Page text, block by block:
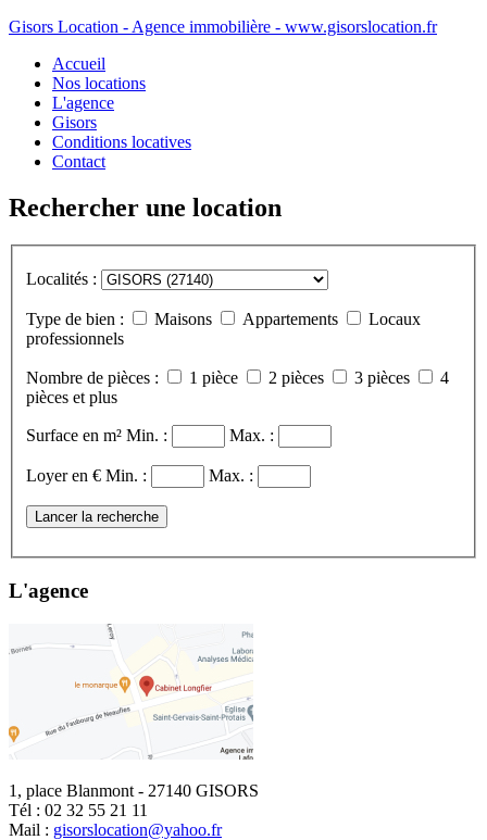
Gisors Location - Agence immobilière - www.gisorslocation.fr
Accueil
Nos locations
L'agence
Gisors
Conditions locatives
Contact
Rechercher une location
Localités :
Type de bien : Maisons Appartements
Locaux
professionnels
Nombre de pièces : 1 pièce 2 pièces 3 pièces
4
pièces et plus
Surface en m² Min. : Max. :
Loyer en € Min. : Max. :
Lancer la recherche
L'agence
1, place Blanmont - 27140 GISORS
Tél : 02 32 55 21 11
Mail : gisorslocation@yahoo.fr